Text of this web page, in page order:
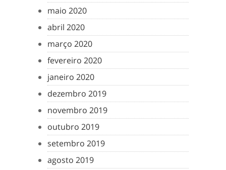
maio 2020
abril 2020
março 2020
fevereiro 2020
janeiro 2020
dezembro 2019
novembro 2019
outubro 2019
setembro 2019
agosto 2019